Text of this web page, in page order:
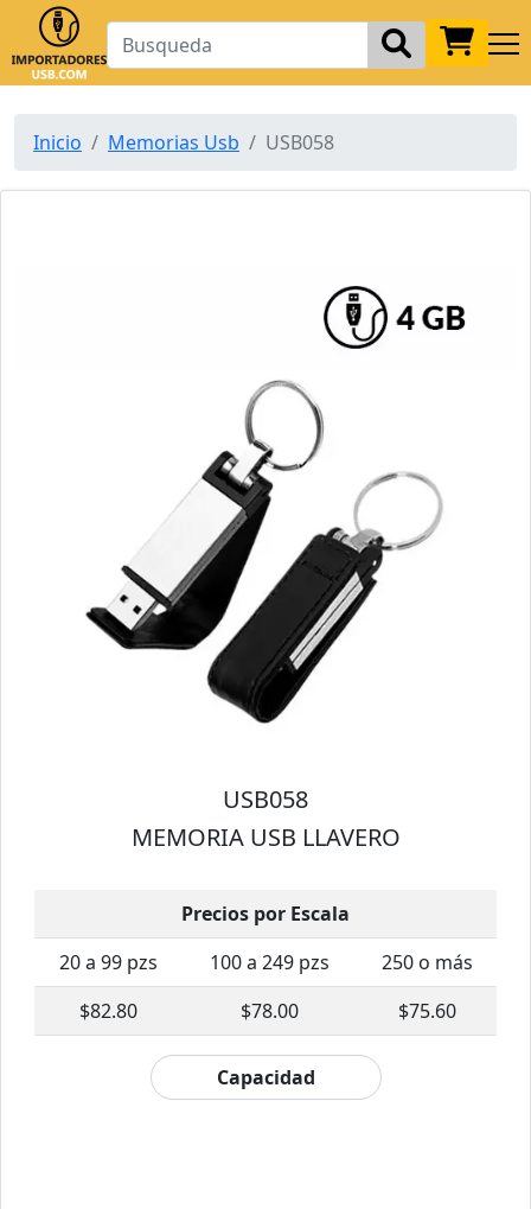
Inicio Memorias Usb USB058
USB058
MEMORIA USB LLAVERO
Precios por Escala
20 a 99 pzs
100 a 249 pzs
250 o más
$82.80
$78.00 $75.60